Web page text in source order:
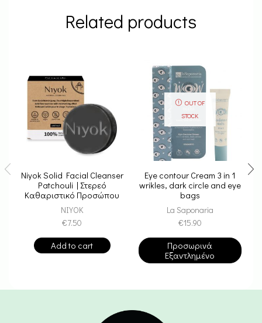
Related products
Niyok Solid Facial Cleanser
Patchouli | Στερεό
Καθαριστικό Προσώπου
Με Patchouli – Ενεργός
Άνθρακας
NIYOK
€7.50
Add to cart
OUT OF
STOCK
Eye contour Cream 3 in 1
wrikles, dark circle and eye
bags
La Saponaria
€15.90
Προσωρινά
Εξαντλημένο